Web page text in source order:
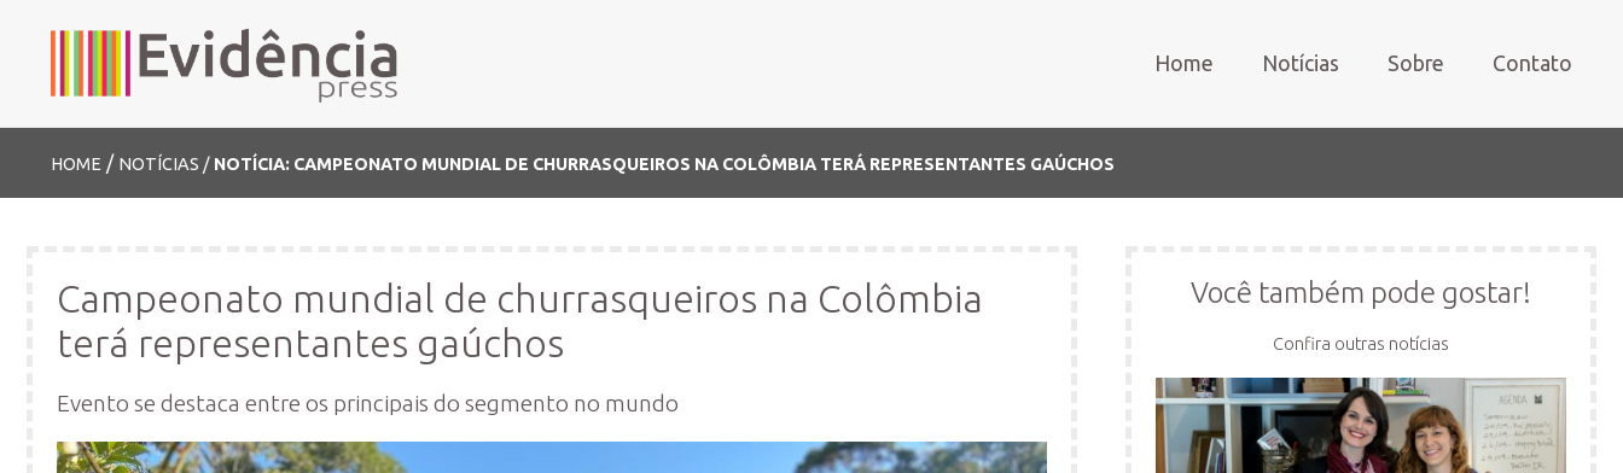
Home Notícias Sobre Contato
HOME / NOTÍCIAS / NOTÍCIA: CAMPEONATO MUNDIAL DE CHURRASQUEIROS NA COLÔMBIA TERÁ REPRESENTANTES GAÚCHOS
Campeonato mundial de churrasqueiros na Colômbia
terá representantes gaúchos
Evento se destaca entre os principais do segmento no mundo
Você também pode gostar!
Confira outras notícias